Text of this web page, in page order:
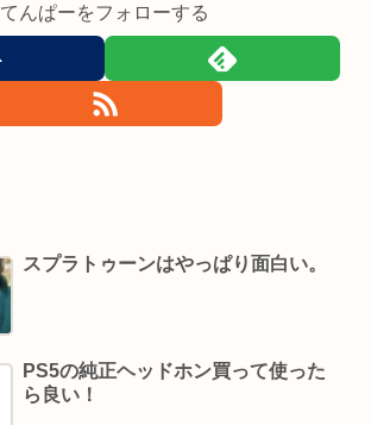
てんぱーをフォローする
スプラトゥーンはやっぱり面白い。
PS5の純正ヘッドホン買って使った
ら良い！